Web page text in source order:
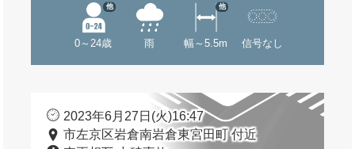
0～24歳
他
雨 幅～5.5m
他
信号なし
2023年6月27日(火)16:47
市左京区岩倉南岩倉東宮田町 付近